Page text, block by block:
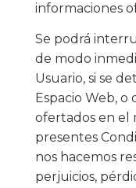
informaciones
Se podrá
de modo
Usuario, si se
Espacio Web,
ofertados en el
presentes
nos hacemos
perjuicios,